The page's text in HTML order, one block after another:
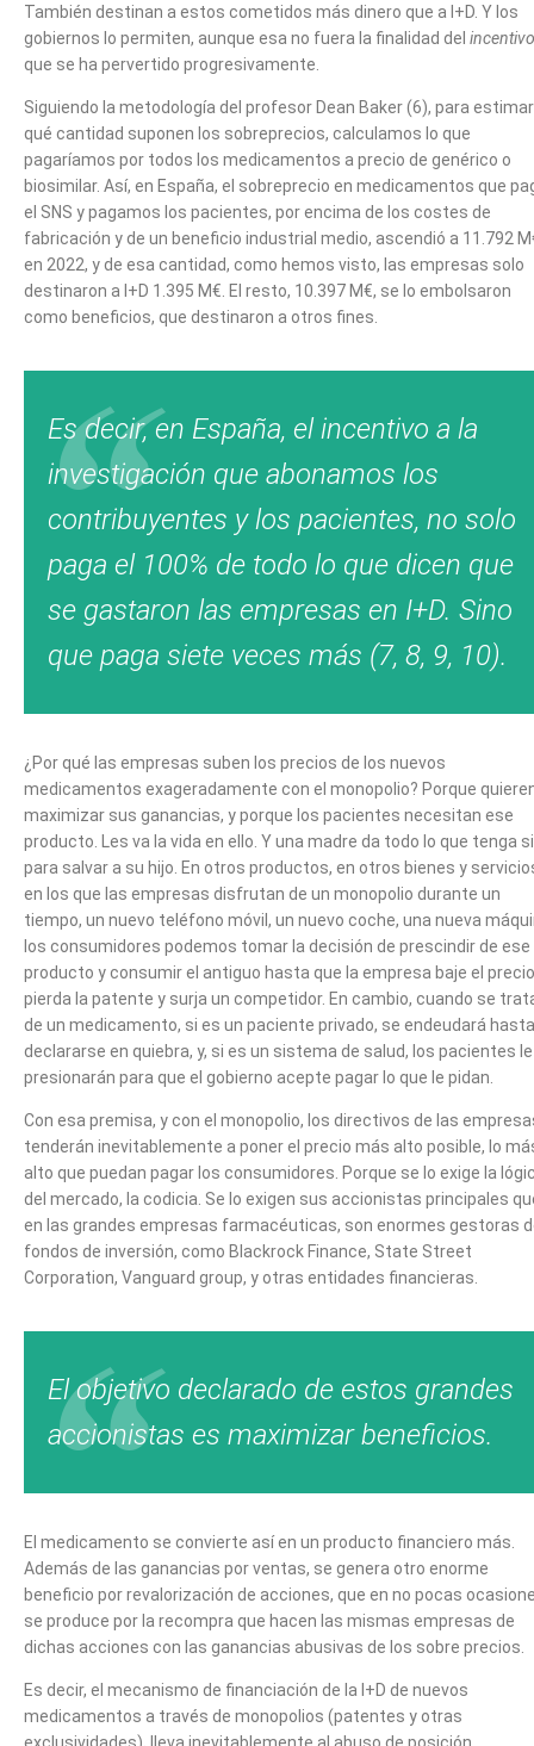
También destinan a estos cometidos más dinero que a I+D. Y los
gobiernos lo permiten, aunque esa no fuera la finalidad del incentivo
que se ha pervertido progresivamente.
Siguiendo la metodología del profesor Dean Baker (6), para estimar
qué cantidad suponen los sobreprecios, calculamos lo que
pagaríamos por todos los medicamentos a precio de genérico o
biosimilar. Así, en España, el sobreprecio en medicamentos que
el SNS y pagamos los pacientes, por encima de los costes de
fabricación y de un beneficio industrial medio, ascendió a 11.792
en 2022, y de esa cantidad, como hemos visto, las empresas solo
destinaron a I+D 1.395 M€. El resto, 10.397 M€, se lo embolsaron
como beneficios, que destinaron a otros fines.
Es decir, en España, elincentivo a la
investigación que abonamos los
contribuyentes y los pacientes, no solo
paga el 100% de todo lo que dicen que
se gastaron las empresas en I+D. Sino
que paga siete veces más (7, 8, 9, 10).
¿Por qué las empresas suben los precios de los nuevos
medicamentos exageradamente con el monopolio? Porque
maximizar sus ganancias, y porque los pacientes necesitan ese
producto. Les va la vida en ello. Y una madre da todo lo que tenga
para salvar a su hijo. En otros productos, en otros bienes y
en los que las empresas disfrutan de un monopolio durante un
tiempo, un nuevo teléfono móvil, un nuevo coche, una nueva
los consumidores podemos tomar la decisión de prescindir de ese
producto y consumir el antiguo hasta que la empresa baje el
pierda la patente y surja un competidor. En cambio, cuando se
de un medicamento, si es un paciente privado, se endeudará hasta
declararse en quiebra, y, si es un sistema de salud, los pacientes le
presionarán para que el gobierno acepte pagar lo que le pidan.
Con esa premisa, y con el monopolio, los directivos de las
tenderán inevitablemente a poner el precio más alto posible, lo
alto que puedan pagar los consumidores. Porque se lo exige la
del mercado, la codicia. Se lo exigen sus accionistas principales
en las grandes empresas farmacéuticas, son enormes gestoras
fondos de inversión, como Blackrock Finance, State Street
Corporation, Vanguard group, y otras entidades financieras.
El objetivo declarado de estos grandes
accionistas es maximizar beneficios.
El medicamento se convierte así en un producto financiero más.
Además de las ganancias por ventas, se genera otro enorme
beneficio por revalorización de acciones, que en no pocas
se produce por la recompra que hacen las mismas empresas de
dichas acciones con las ganancias abusivas de los sobre precios.
Es decir, el mecanismo de financiación de la I+D de nuevos
medicamentos a través de monopolios (patentes y otras
exclusividades), lleva inevitablemente al abuso de posición